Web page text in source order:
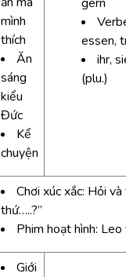
mình
thích
Ăn
sáng
kiểu
Đức
Kể
chuyện
essen,
ihr,
(plu.)
Chơi xúc xắc: Hỏi
thứ…..?”
Phim hoạt hình:
Giới